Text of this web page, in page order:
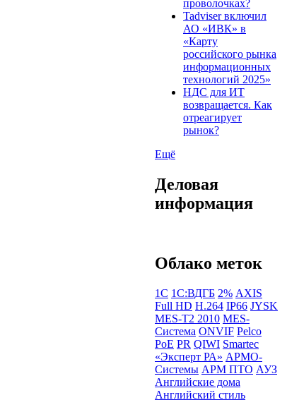
проволочках?
Tadviser включил
АО «ИВК» в
«Карту
российского рынка
информационных
технологий 2025»
НДС для ИТ
возвращается. Как
отреагирует
рынок?
Ещё
Деловая
информация
Облако меток
1С 1С:ВДГБ 2% AXIS
Full HD H.264 IP66 JYSK
MES-T2 2010 MES-
Система ONVIF Pelco
PoE PR QIWI Smartec
«Эксперт РА» АРМО-
Системы АРМ ПТО АУЗ
Английские дома
Английский стиль